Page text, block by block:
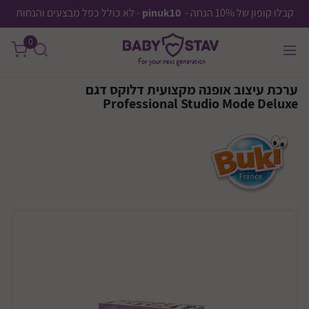
קבלו קופון של 10% הנחה - pinuk10 - לא כולל כפל מבצעים והנחות
0
ערכת עיצוב אופנה מקצועית דלוקס דגם
Professional Studio Mode Deluxe